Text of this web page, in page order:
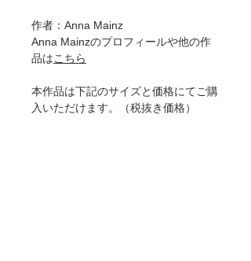
作者：Anna Mainz
Anna Mainzのプロフィールや他の作
品はこちら
本作品は下記のサイズと価格にてご購
入いただけます。（税抜き価格）